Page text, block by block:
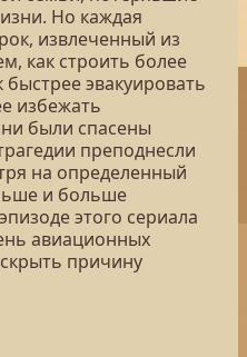
Но каждая
извлеченный из
как строить более
эвакуировать
избежать
были спасены
преподнесли
на определенный
и больше
этого сериала
авиационных
причину